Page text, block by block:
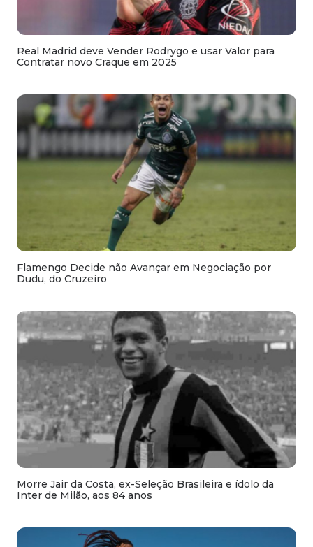
Real Madrid deve Vender Rodrygo e usar Valor para
Contratar novo Craque em 2025
Flamengo Decide não Avançar em Negociação por
Dudu, do Cruzeiro
Morre Jair da Costa, ex-Seleção Brasileira e ídolo da
Inter de Milão, aos 84 anos